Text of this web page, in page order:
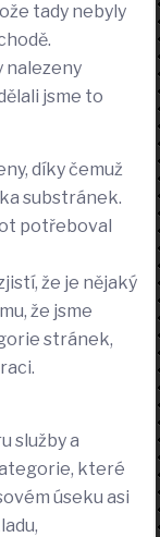
tady nebyly
nalezeny
jsme to
díky čemuž
substránek.
potřeboval
že je nějaký
že jsme
stránek,
služby a
které
úseku asi